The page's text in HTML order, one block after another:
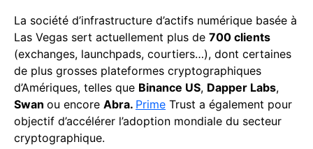
La société d’infrastructure d’actifs numérique basée à
Las Vegas sert actuellement plus de 700 clients
(exchanges, launchpads, courtiers…), dont certaines
de plus grosses plateformes cryptographiques
d’Amériques, telles que Binance US, Dapper Labs,
Swan ou encore Abra. Prime Trust a également pour
objectif d’accélérer l’adoption mondiale du secteur
cryptographique.